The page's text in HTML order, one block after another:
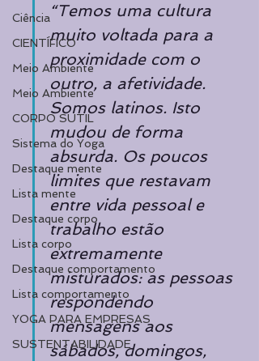
Ciência
CIENTÍFICO
Meio Ambiente
Meio Ambiente
CORPO SUTIL
Sistema do Yoga
Destaque mente
Lista mente
Destaque corpo
Lista corpo
Destaque comportamento
Lista comportamento
YOGA PARA EMPRESAS
SUSTENTABILIDADE
“Temos uma cultura
muito voltada para a
proximidade com o
outro, a afetividade.
Somos latinos. Isto
mudou de forma
absurda. Os poucos
limites que restavam
entre vida pessoal e
trabalho estão
extremamente
misturados: as pessoas
respondendo
mensagens aos
sábados, domingos,